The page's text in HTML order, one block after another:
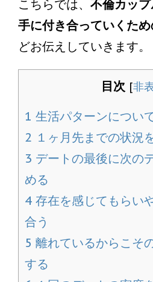
こちらでは、 不倫カッ
手に付き合っていくた
どお伝えしていきます。
目次 [非
1 生活パターンについ
2 １ヶ月先までの状況
3 デートの最後に次の
める
4 存在を感じてもらい
合う
5 離れているからこそ
する